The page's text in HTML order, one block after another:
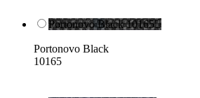
Portonovo Black 10165
Portonovo Black
10165